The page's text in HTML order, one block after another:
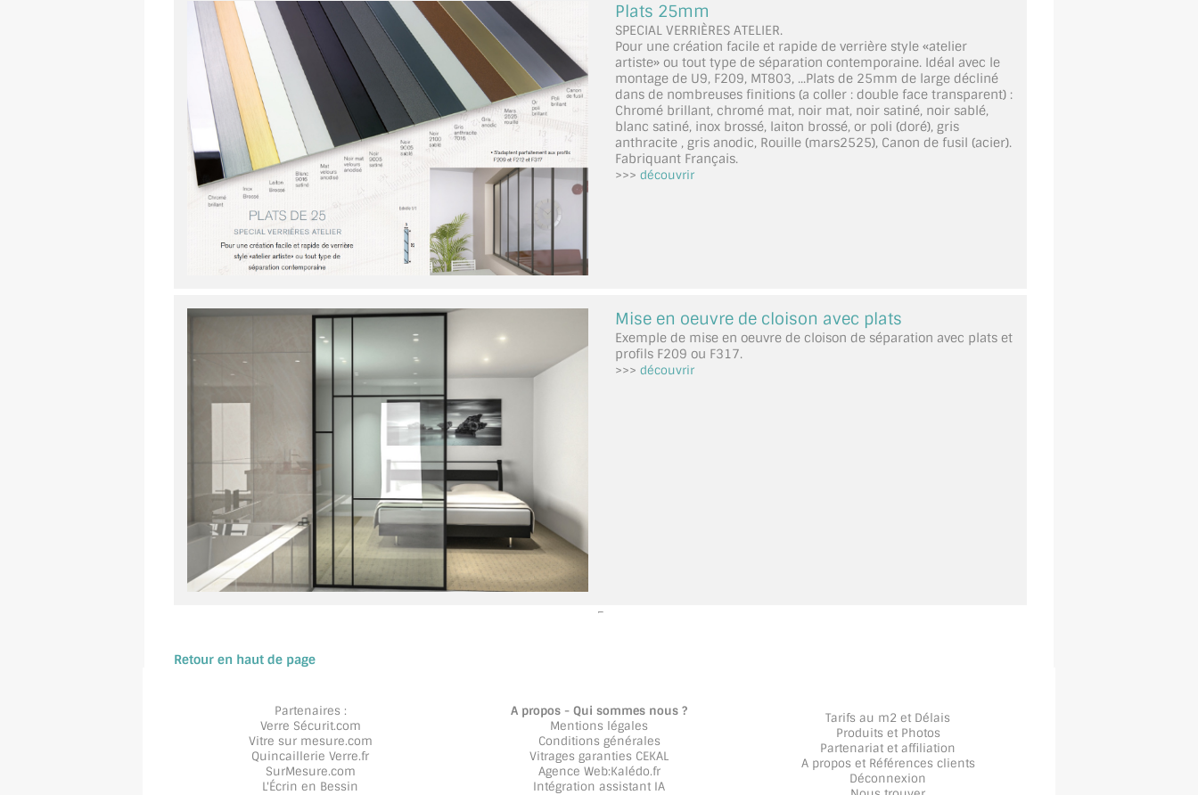
Plats 25mm
SPECIAL VERRIÈRES ATELIER.
Pour une création facile et rapide de verrière style «atelier
artiste» ou tout type de séparation contemporaine. Idéal avec le
montage de U9, F209, MT803, ...Plats de 25mm de large décliné
dans de nombreuses finitions (a coller : double face transparent) :
Chromé brillant, chromé mat, noir mat, noir satiné, noir sablé,
blanc satiné, inox brossé, laiton brossé, or poli (doré), gris
anthracite , gris anodic, Rouille (mars2525), Canon de fusil (acier).
Fabriquant Français.
>>> découvrir
Mise en oeuvre de cloison avec plats
Exemple de mise en oeuvre de cloison de séparation avec plats et
profils F209 ou F317.
>>> découvrir
Retour en haut de page
Partenaires :
Verre Sécurit.com
Vitre sur mesure.com
Quincaillerie Verre.fr
SurMesure.com
L'Écrin en Bessin
A propos - Qui sommes nous ?
Mentions légales
Conditions générales
Vitrages garanties CEKAL
Agence Web:Kalédo.fr
Intégration assistant IA
Tarifs au m2 et Délais
Produits et Photos
Partenariat et affiliation
A propos et Références clients
Déconnexion